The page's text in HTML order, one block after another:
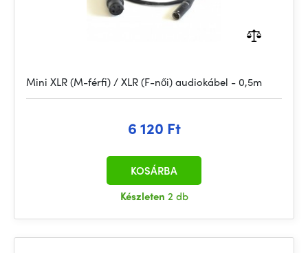
Mini XLR (M-férfi) / XLR (F-női) audiokábel - 0,5m
6 120 Ft
Készleten 2 db
KOSÁRBA